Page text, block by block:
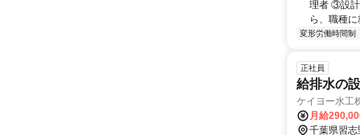
理者 ③設計
ら、職種
変形労働時間制
正社員
給排水の
ケイヨー水工
月給
千葉県習志